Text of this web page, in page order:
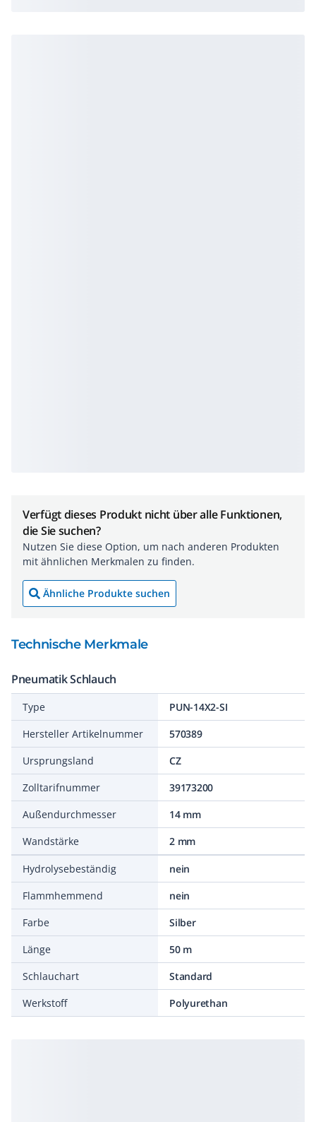
Verfügt dieses Produkt nicht über alle Funktionen,
die Sie suchen?
Nutzen Sie diese Option, um nach anderen Produkten
mit ähnlichen Merkmalen zu finden.
Ähnliche Produkte suchen
Technische Merkmale
Pneumatik Schlauch
Type
PUN-14X2-SI
Hersteller Artikelnummer
570389
Ursprungsland
CZ
Zolltarifnummer
39173200
Außendurchmesser
14 mm
Wandstärke
2 mm
Hydrolysebeständig
nein
Flammhemmend
nein
Farbe
Silber
Länge
50 m
Schlauchart
Standard
Werkstoff
Polyurethan